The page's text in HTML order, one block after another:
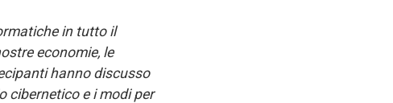
in tutto il
economie, le
hanno discusso
cibernetico e i modi per